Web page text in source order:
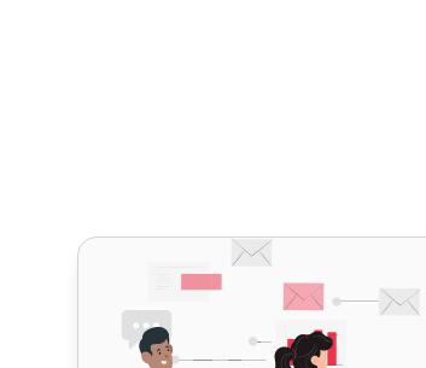
Triết lý dịch vụ khách hàng năm 2025: